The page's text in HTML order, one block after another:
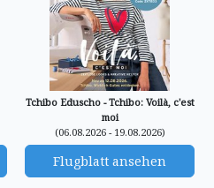
Tchibo Eduscho - Tchibo: Voilà, c'est
moi
(06.08.2026 - 19.08.2026)
Flugblatt ansehen